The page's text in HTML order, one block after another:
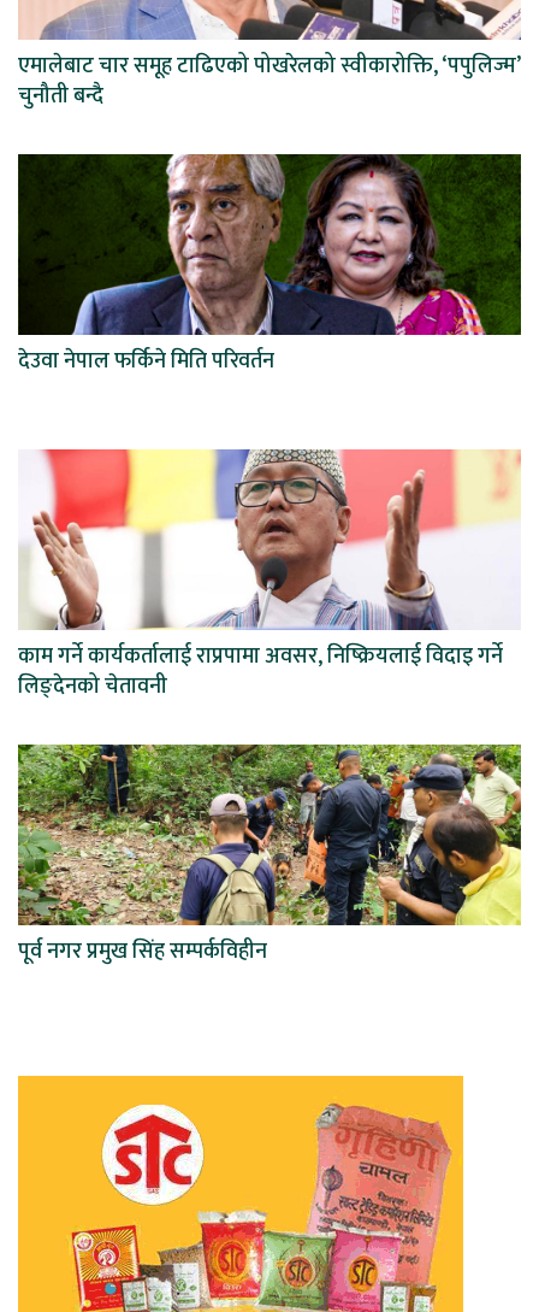
एमालेबाट चार समूह टाढिएको पोखरेलको स्वीकारोक्ति, ‘पपुलिज्म’
चुनौती बन्दै
देउवा नेपाल फर्किने मिति परिवर्तन
काम गर्ने कार्यकर्तालाई राप्रपामा अवसर, निष्क्रियलाई विदाइ गर्ने
लिङ्देनको चेतावनी
पूर्व नगर प्रमुख सिंह सम्पर्कविहीन